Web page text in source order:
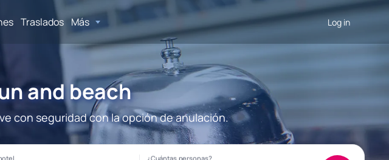
Traslados Más Log in
and beach
con seguridad con la opción de anulación.